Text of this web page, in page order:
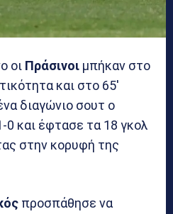
οι Πράσινοι μπήκαν στο
και στο 65′
διαγώνιο σουτ ο
0 και έφτασε τα 18 γκολ
στην κορυφή της
προσπάθησε να